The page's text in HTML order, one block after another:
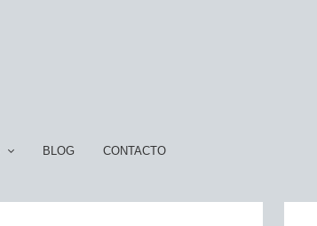
BLOG CONTACTO